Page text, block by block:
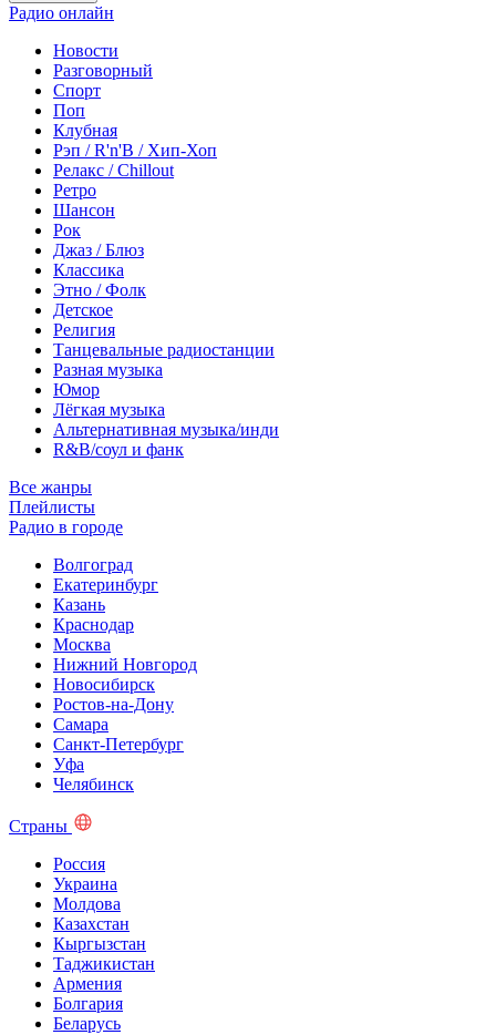
Радио онлайн
Новости
Разговорный
Спорт
Поп
Клубная
Рэп / R'n'B / Хип-Хоп
Релакс / Chillout
Ретро
Шансон
Рок
Джаз / Блюз
Классика
Этно / Фолк
Детское
Религия
Танцевальные радиостанции
Разная музыка
Юмор
Лёгкая музыка
Альтернативная музыка/инди
R&B/cоул и фанк
Все жанры
Плейлисты
Радио в городе
Волгоград
Екатеринбург
Казань
Краснодар
Москва
Нижний Новгород
Новосибирск
Ростов-на-Дону
Самара
Санкт-Петербург
Уфа
Челябинск
Страны
Россия
Украина
Молдова
Казахстан
Кыргызстан
Таджикистан
Армения
Болгария
Беларусь